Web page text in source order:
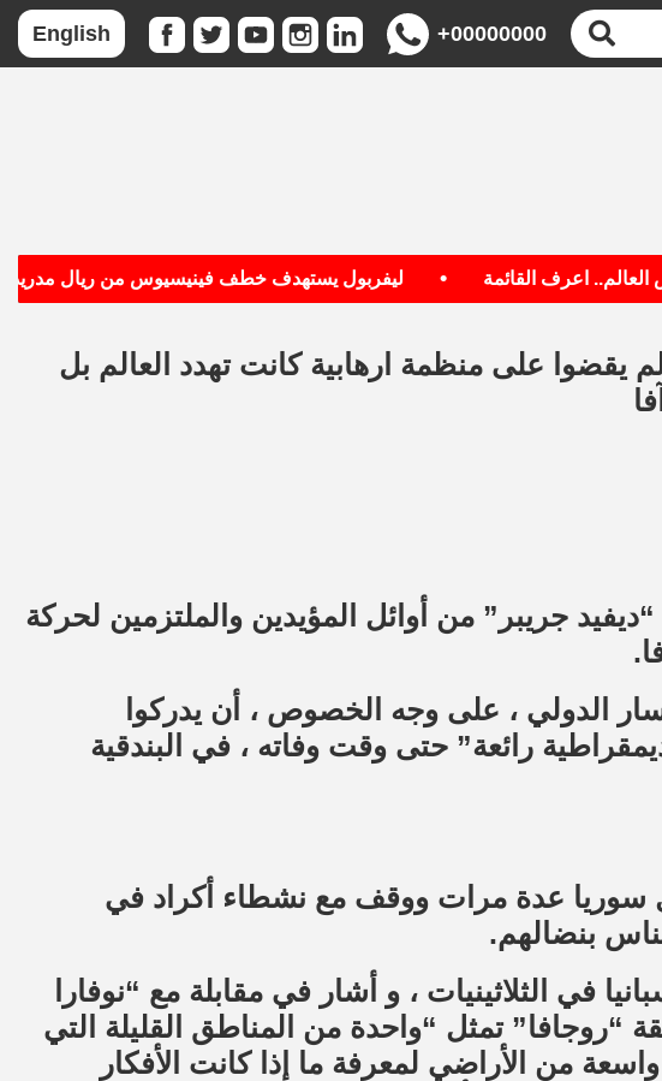
+00000000
English
اعرف القائمة • ليفربول يستهدف خطف فينيسيوس من ريال مدريد •
يقضوا على منظمة ارهابية كانت تهدد العالم بل
“ديفيد جريبر” من أوائل المؤيدين والملتزمين لحركة
الدولي ، على وجه الخصوص ، أن يدركوا
رائعة” حتى وقت وفاته ، في البندقية
سوريا عدة مرات ووقف مع نشطاء أكراد في
بنضالهم.
في الثلاثينيات ، و أشار في مقابلة مع “نوفارا
“روجافا” تمثل “واحدة من المناطق القليلة التي
من الأراضي لمعرفة ما إذا كانت الأفكار